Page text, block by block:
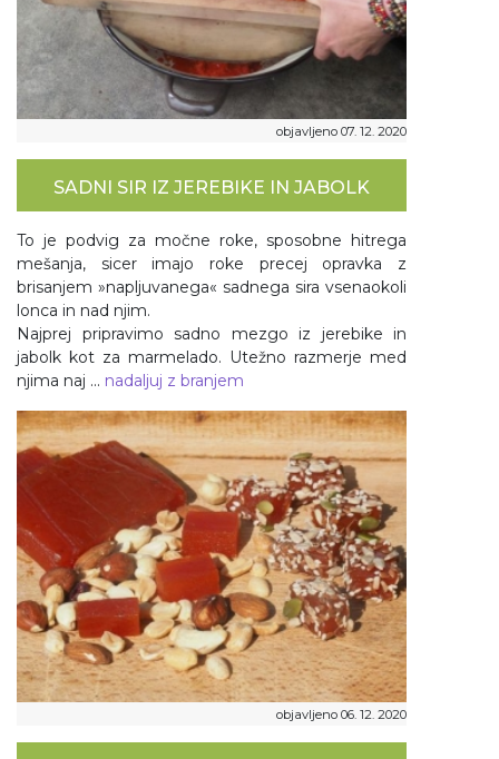
objavljeno 07. 12. 2020
SADNI SIR IZ JEREBIKE IN JABOLK
To je podvig za močne roke, sposobne hitrega
mešanja, sicer imajo roke precej opravka z
brisanjem »napljuvanega« sadnega sira vsenaokoli
lonca in nad njim.
Najprej pripravimo sadno mezgo iz jerebike in
jabolk kot za marmelado. Utežno razmerje med
njima naj ... nadaljuj z branjem
objavljeno 06. 12. 2020